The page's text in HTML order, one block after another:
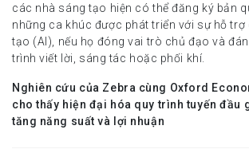
các nhà sáng tạo hiện có thể đăng ký bản
những ca khúc được phát triển với sự hỗ trợ
tạo (AI), nếu họ đóng vai trò chủ đạo và
trình viết lời, sáng tác hoặc phối khí.
Nghiên cứu của Zebra cùng Oxford
cho thấy hiện đại hóa quy trình tuyến đầu
tăng năng suất và lợi nhuận